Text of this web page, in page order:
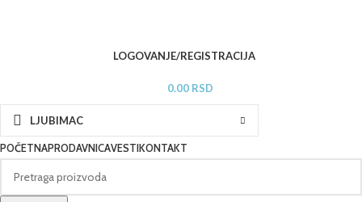
LOGOVANJE/REGISTRACIJA
0.00 RSD
LJUBIMAC
POČETNAPRODAVNICAVESTIKONTAKT